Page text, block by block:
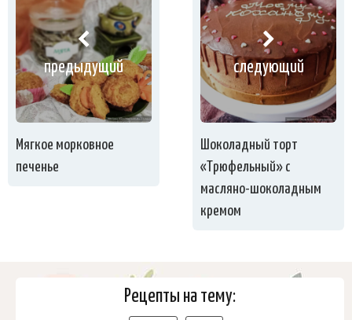
предыдущий
Мягкое морковное
печенье
следующий
Шоколадный торт
«Трюфельный» с
масляно-шоколадным
кремом
Рецепты на тему: